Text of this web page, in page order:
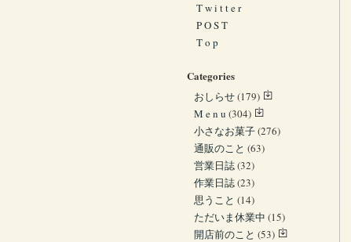
T w i t t e r
P O S T
T o p
Categories
おしらせ(179)
M e n u (304)
小さなお菓子(276)
通販のこと (63)
営業日誌(32)
作業日誌(23)
思うこと (14)
ただいま休業中 (15)
開店前のこと (53)